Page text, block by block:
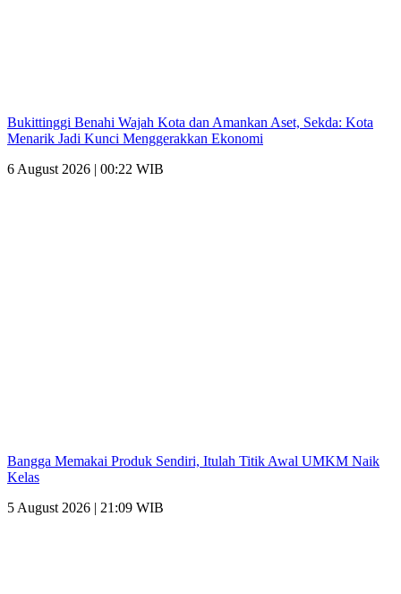
Bukittinggi Benahi Wajah Kota dan Amankan Aset, Sekda: Kota
Menarik Jadi Kunci Menggerakkan Ekonomi
6 August 2026 | 00:22 WIB
Bangga Memakai Produk Sendiri, Itulah Titik Awal UMKM Naik
Kelas
5 August 2026 | 21:09 WIB